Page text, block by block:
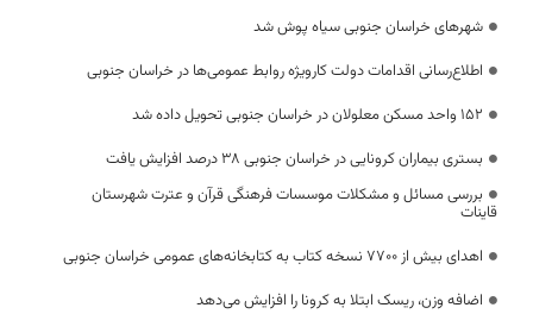
شهرهای خراسان جنوبی سیاه پوش شد
اطلاع‌رسانی اقدامات دولت کارویژه روابط عمومی‌ها در خراسان جنوبی
۱۵۲ واحد مسکن معلولان در خراسان جنوبی تحویل داده شد
بستری بیماران کرونایی در خراسان جنوبی ۳۸ درصد افزایش یافت
بررسی مسائل و مشکلات موسسات فرهنگی قرآن و عترت شهرستان
قاینات
اهدای بیش از ۷۷۰۰ نسخه کتاب به کتابخانه‌های عمومی خراسان جنوبی
اضافه وزن، ریسک ابتلا به کرونا را افزایش می‌دهد